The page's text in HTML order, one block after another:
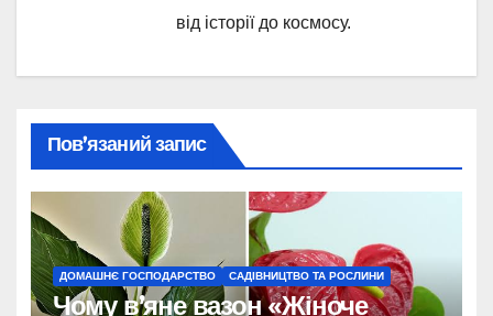
від історії до космосу.
Пов’язаний запис
ДОМАШНЄ ГОСПОДАРСТВО САДІВНИЦТВО ТА РОСЛИНИ
Чому в’яне вазон «Жіноче